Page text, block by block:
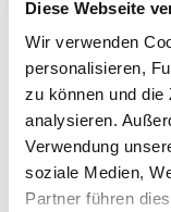
Diese Webseite
Wir verwenden
personalisieren,
zu können und die
analysieren.
Verwendung
soziale Medien,
Partner führen
Die effektive
Daten entlang
Wirkungskraft
End erfasst,